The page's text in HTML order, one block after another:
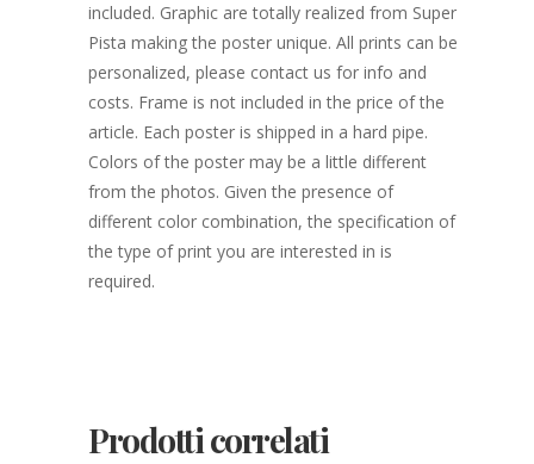
included. Graphic are totally realized from Super
Pista making the poster unique. All prints can be
personalized, please contact us for info and
costs. Frame is not included in the price of the
article. Each poster is shipped in a hard pipe.
Colors of the poster may be a little different
from the photos. Given the presence of
different color combination, the specification of
the type of print you are interested in is
required.
Prodotti correlati